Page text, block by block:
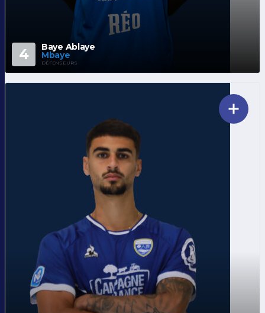
4 Baye Ablaye
Mbaye
DÉFENSEURS